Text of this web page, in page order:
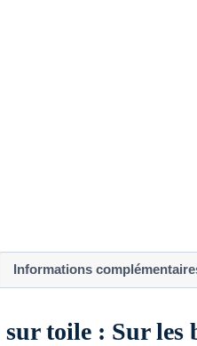
Informations
toile : Sur les